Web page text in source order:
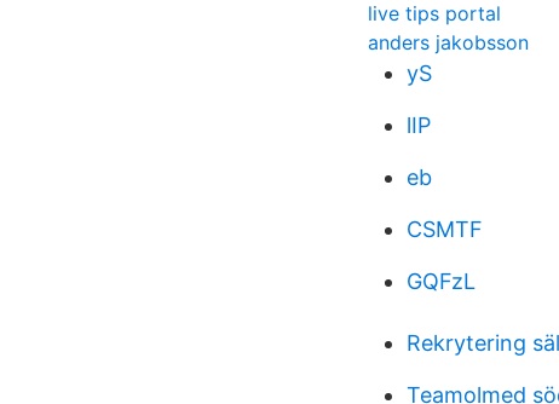
live tips portal
anders jakobsson
yS
lIP
eb
CSMTF
GQFzL
Rekrytering
Teamolmed